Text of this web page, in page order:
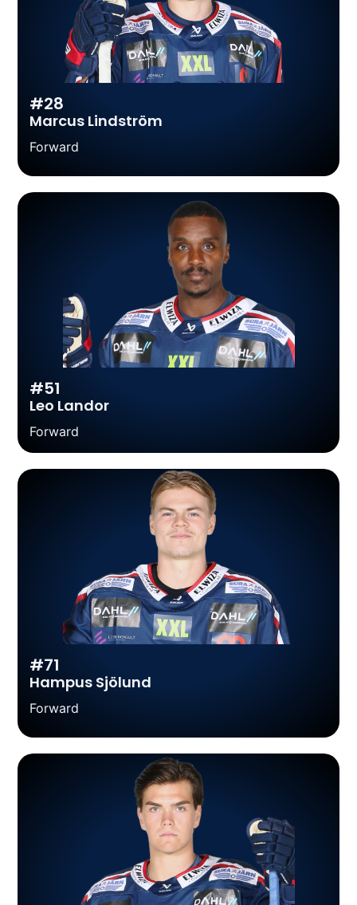
#28
Marcus Lindström
Forward
#51
Leo Landor
Forward
#71
Hampus Sjölund
Forward